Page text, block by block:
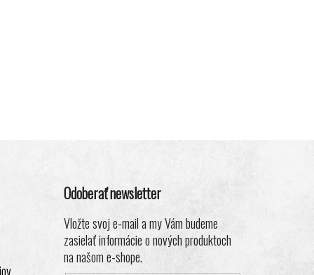
Odoberať newsletter
Vložte svoj e-mail a my Vám budeme
zasielať informácie o nových produktoch
na našom e-shope.